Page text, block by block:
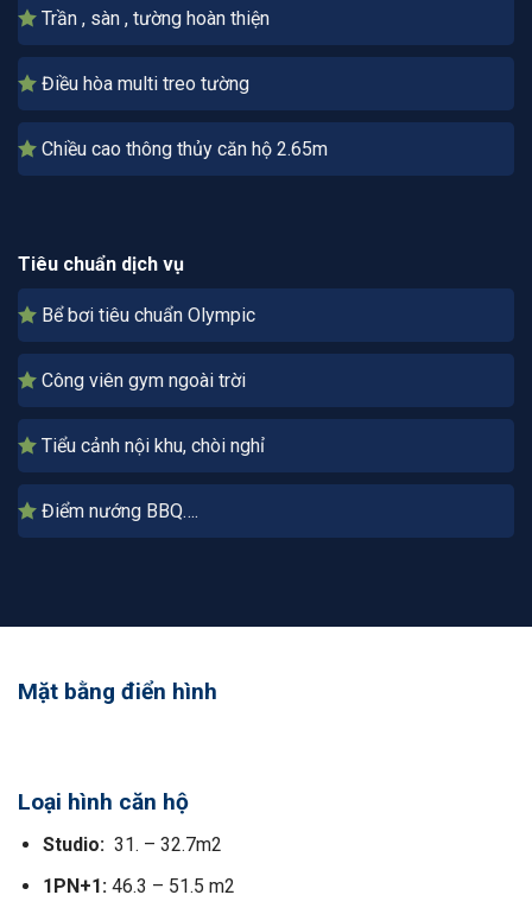
Trần , sàn , tường hoàn thiện
Điều hòa multi treo tường
Chiều cao thông thủy căn hộ 2.65m
Tiêu chuẩn dịch vụ
Bể bơi tiêu chuẩn Olympic
Công viên gym ngoài trời
Tiểu cảnh nội khu, chòi nghỉ
Điểm nướng BBQ….
Mặt bằng điển hình
Loại hình căn hộ
Studio: 31. – 32.7m2
1PN+1:46.3 – 51.5 m2